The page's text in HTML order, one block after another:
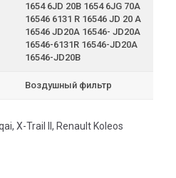
1654 6JD 20B 1654 6JG 70A
16546 6131 R 16546 JD 20 A
16546 JD20A 16546- JD20A
16546-6131R 16546-JD20A
16546-JD20B
Воздушный фильтр
X-Trail II, Renault Koleos